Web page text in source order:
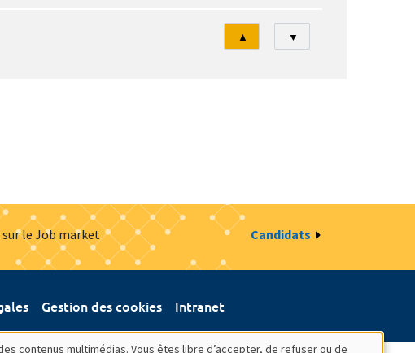
Tri
▲ ▼
le Job market Candidats
Gestion des cookies Intranet
contenus multimédias. Vous êtes libre d’accepter, de refuser ou de